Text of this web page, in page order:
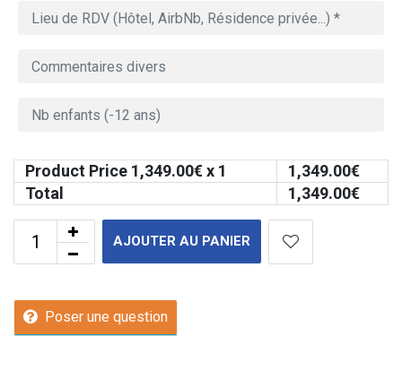
Product Price 1,349.00€ x 1 1,349.00€
Total
1,349.00€
AJOUTER AU PANIER
Poser une question